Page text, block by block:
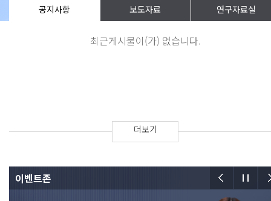
최근게시물이(가) 없습니다.
더보기
이벤트존